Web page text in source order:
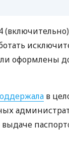
оформлены
в